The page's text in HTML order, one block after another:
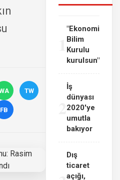
TW
FB
"Ekonomi
Bilim
Kurulu
kurulsun"
İş
dünyası
2020'ye
umutla
bakıyor
Dış
ticaret
açığı,